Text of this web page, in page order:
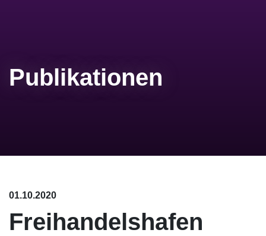
Publikationen
01.10.2020
Freihandelshafen